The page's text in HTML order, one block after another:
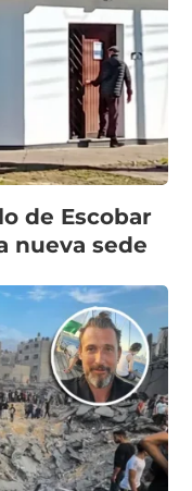
de Escobar
nueva sede